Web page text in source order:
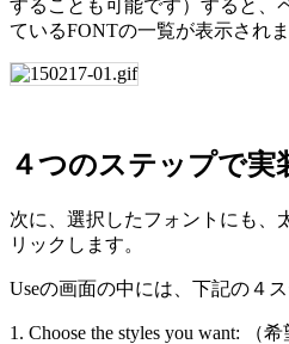
することも可能です）すると、
ているFONTの一覧が表示されま
４つのステップで実
次に、選択したフォントにも、
リックします。
Useの画面の中には、下記の４
1. Choose the styles you want: （